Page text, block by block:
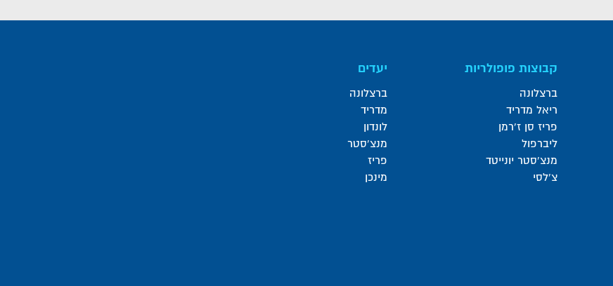
קבוצות פופולריות
ברצלונה
ריאל מדריד
פריז סן ז'רמן
ליברפול
מנצ'סטר יונייטד
צ'לסי
יעדים
ברצלונה
מדריד
לונדון
מנצ'סטר
פריז
מינכן